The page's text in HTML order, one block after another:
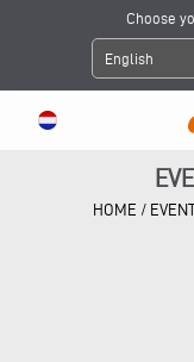
Choose
English
HOME /